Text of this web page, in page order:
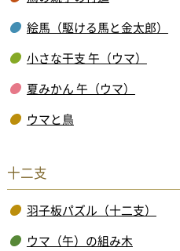
絵馬（駆ける馬と金太郎）
小さな干支 午（ウマ）
夏みかん 午（ウマ）
ウマと鳥
十二支
羽子板パズル（十二支）
ウマ（午）の組み木